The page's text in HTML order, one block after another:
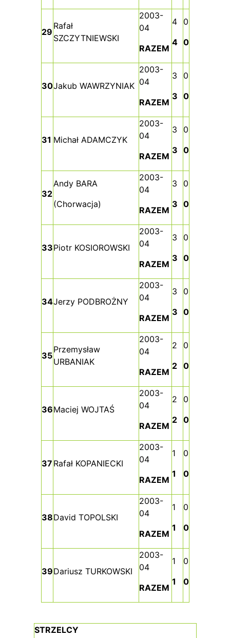
29
Rafał
SZCZYTNIEWSKI
2003-
04
RAZEM
4
4
0
0
30Jakub WAWRZYNIAK
2003-
04
RAZEM
3
3
0
0
31 Michał ADAMCZYK
2003-
04
RAZEM
3
3
0
0
32
Andy BARA
(Chorwacja)
2003-
04
RAZEM
3
3
0
0
33Piotr KOSIOROWSKI
2003-
04
RAZEM
3
3
0
0
34Jerzy PODBROŻNY
2003-
04
RAZEM
3
3
0
0
35
Przemysław
URBANIAK
2003-
04
RAZEM
2
2
0
0
36Maciej WOJTAŚ
2003-
04
RAZEM
2
2
0
0
37 Rafał KOPANIECKI
2003-
04
RAZEM
1
1
0
0
38David TOPOLSKI
2003-
04
RAZEM
1
1
0
0
39Dariusz TURKOWSKI
2003-
04
RAZEM
1
1
0
0
STRZELCY